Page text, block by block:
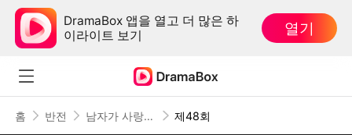
DramaBox 앱을 열고 더 많은 하
이라이트 보기
열기
홈 반전 남자가 사랑하지 않을 때 제48회